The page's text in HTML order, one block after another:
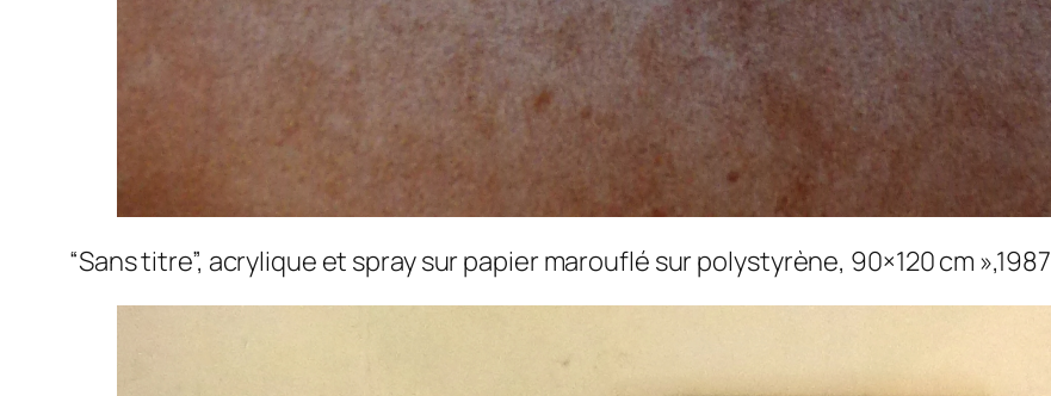
“Sans titre”, acrylique et spray sur papier marouflé sur polystyrène, 90×120 cm »,1987